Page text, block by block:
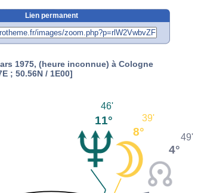
Lien permanent
1975, (heure inconnue) à Cologne
; 50.56N / 1E00]
4°
49'
8°
39'
11°
46'